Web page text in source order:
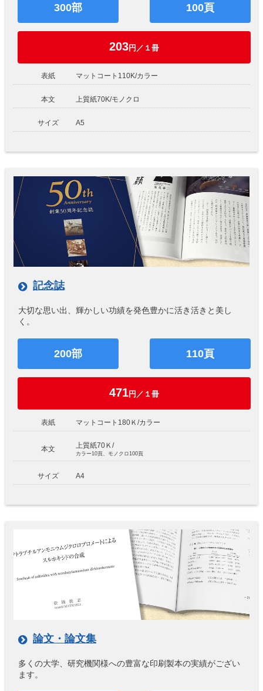
300部 100頁
203円／１冊
表紙 マットコート110K/カラー
本文 上質紙70K/モノクロ
サイズ A5
記念誌
大切な思い出、輝かしい功績を発色豊かに活き活きと美し
く。
200部 110頁
471円／１冊
表紙 マットコート180Ｋ/カラー
本文 上質紙70Ｋ/
カラー10頁、モノクロ100頁
サイズ A4
論文・論文集
多くの大学、研究機関様への豊富な印刷製本の実績がござい
ます。